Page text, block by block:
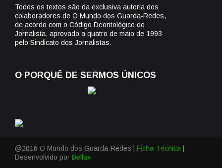
Todos os textos são da exclusiva autoria dos
colaboradores de O Mundo dos Guarda-Redes,
de acordo com o Código Deontológico do
Jornalista, aprovado a quatro de maio de 1993
pelo Sindicato dos Jornalistas.
O PORQUÊ DE SERMOS ÚNICOS
@2016 O Mundo dos Guarda-Redes | Ficha Técnica
Desenvolvido por Bellax